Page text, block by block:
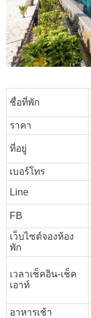
ชื่อที่พัก
ราคา
ที่อยู่
เบอร์โทร
Line
FB
เว็บไซต์จองห้อง
พัก
เวลาเช็คอิน-เช็ค
เอาท์
อาหารเช้า